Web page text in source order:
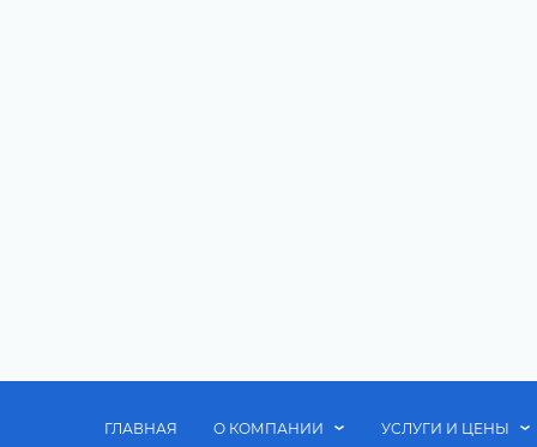
ГЛАВНАЯ О КОМПАНИИ УСЛУГИ И ЦЕНЫ